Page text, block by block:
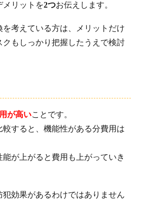
メリットを2つお伝えします。
を考えている方は、メリットだけ
もしっかり把握したうえで検討
が高いことです。
すると、機能性がある分費用は
が上がると費用も上がっていき
犯効果があるわけではありません